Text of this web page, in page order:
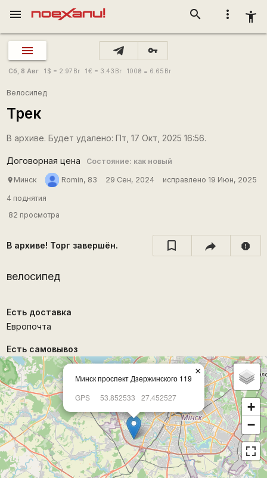
more_vert accessibility_new
search
menu
vpn_key
Сб, 8 Авг 1 $ = 2.97 Br 1€ = 3.43 Br 100₴ = 6.65 Br
Велосипед
Трек
В архиве. Будет удалено: Пт, 17 Окт, 2025 16:56.
Договорная цена Состояние: как новый
place Минск Romin, 83 29 Сен, 2024 исправлено 19 Июн, 2025
4 поднятия
82 просмотра
В архиве! Торг завершён. report
велосипед
Есть доставка
Европочта
Есть самовывоз
Минск проспект Дзержинского 119
GPS
53.852533 27.452527
×
+
−